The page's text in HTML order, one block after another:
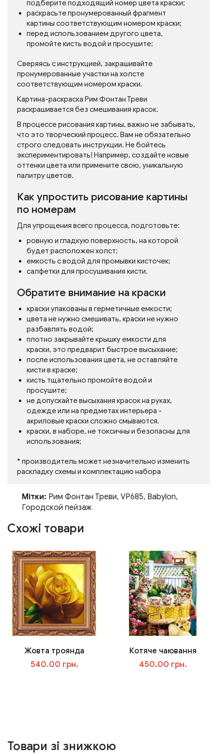
подберите подходящий номер цвета краски;
раскрасьте пронумерованный фрагмент
картины соответствующим номером краски;
перед использованием другого цвета,
промойте кисть водой и просушите;
Сверяясь с инструкцией, закрашивайте
пронумерованные участки на холсте
соответствующим номером краски.
Картина-раскраска Рим Фонтан Треви
раскрашивается без смешивания красок.
В процессе рисования картины, важно не забывать,
что это творческий процесс. Вам не обязательно
строго следовать инструкции. Не бойтесь
экспериментировать! Например, создайте новые
оттенки цвета или примените свою, уникальную
палитру цветов.
Как упростить рисование картины
по номерам
Для упрощения всего процесса, подготовьте:
ровную и гладкую поверхность, на которой
будет расположен холст;
емкость с водой для промывки кисточек;
салфетки для просушивания кисти.
Обратите внимание на краски
краски упакованы в герметичные емкости;
цвета не нужно смешивать, краски не нужно
разбавлять водой;
плотно закрывайте крышку емкости для
краски, это предварит быстрое высыхание;
после использования цвета, не оставляйте
кисти в краске;
кисть тщательно промойте водой и
просушите;
не допускайте высыхания красок на руках,
одежде или на предметах интерьера -
акриловые краски сложно смываются.
краски, в наборе, не токсичны и безопасны для
использования;
* производитель может незначительно изменить
раскладку схемы и комплектацию набора
Мітки: Рим Фонтан Треви, VP685, Babylon,
Городской пейзаж
Схожі товари
Жовта троянда
540.00 грн.
Котяче чаювання
450.00 грн.
Товари зі знижкою